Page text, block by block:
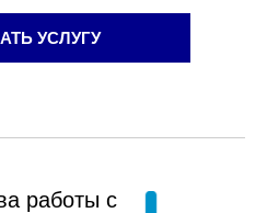
УСЛУГУ
работы с